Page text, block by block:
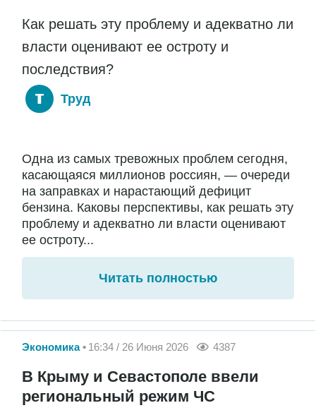
Как решать эту проблему и адекватно ли
власти оценивают ее остроту и
последствия?
Труд
Одна из самых тревожных проблем сегодня,
касающаяся миллионов россиян, — очереди
на заправках и нарастающий дефицит
бензина. Каковы перспективы, как решать эту
проблему и адекватно ли власти оценивают
ее остроту...
Читать полностью
Экономика 16:34 / 26 Июня 2026 4387
В Крыму и Севастополе ввели
региональный режим ЧС